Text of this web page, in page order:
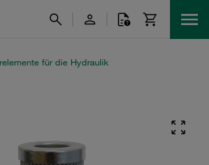
für die Hydraulik